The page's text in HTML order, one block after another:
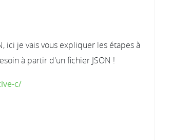
ici je vais vous expliquer les étapes à
à partir d'un fichier JSON !
c/